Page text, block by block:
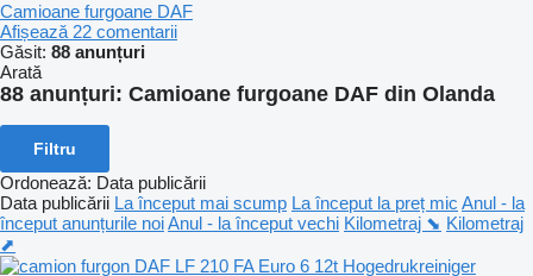
Camioane furgoane DAF
Afișează 22 comentarii
Găsit: 88 anunțuri
Arată
88 anunțuri: Camioane furgoane DAF din Olanda
Filtru
Ordonează: Data publicării
Data publicării La început mai scump La început la preț mic Anul - la
început anunțurile noiAnul - la început vechi Kilometraj ⬊ Kilometraj
⬈